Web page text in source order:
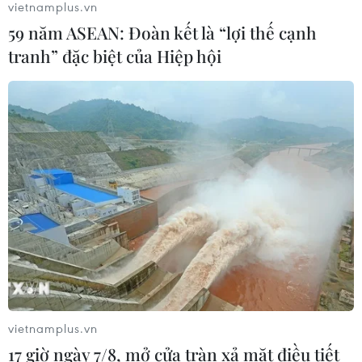
04/08/2026 14:34
Xem thêm
CƠ QUAN CHỦ QUẢN: THÔNG TẤN XÃ VIỆT NAM
Tổng Biên tập: TRẦN TIẾN DUẨN
Phó Tổng Biên tập: NGUYỄN THỊ TÁM, KHÚC THANH
THỦY
Sở hữu trí tuệ
vietnamplus.vn
59 năm ASEAN: Đoàn kết là “lợi thế cạnh
tranh” đặc biệt của Hiệp hội
vietnamplus.vn
17 giờ ngày 7/8, mở cửa tràn xả mặt điều tiết